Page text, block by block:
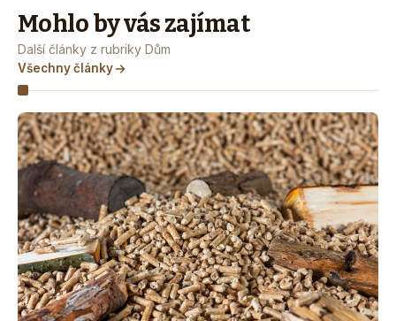
Mohlo by vás zajímat
Další články z rubriky Dům
Všechny články